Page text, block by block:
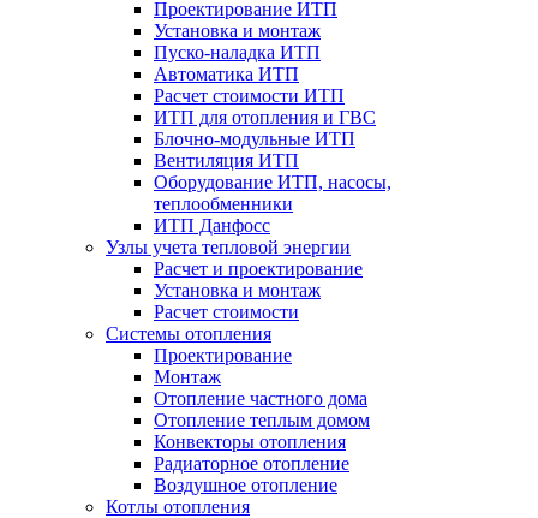
Проектирование ИТП
Установка и монтаж
Пуско-наладка ИТП
Автоматика ИТП
Расчет стоимости ИТП
ИТП для отопления и ГВС
Блочно-модульные ИТП
Вентиляция ИТП
Оборудование ИТП, насосы,
теплообменники
ИТП Данфосс
Узлы учета тепловой энергии
Расчет и проектирование
Установка и монтаж
Расчет стоимости
Системы отопления
Проектирование
Монтаж
Отопление частного дома
Отопление теплым домом
Конвекторы отопления
Радиаторное отопление
Воздушное отопление
Котлы отопления